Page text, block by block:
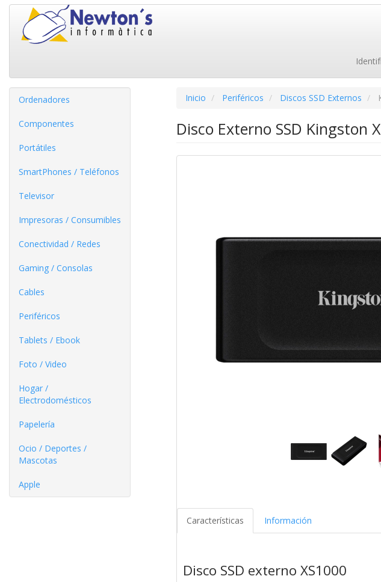
Ordenadores
Componentes
Portátiles
SmartPhones / Teléfonos
Televisor
Impresoras / Consumibles
Conectividad / Redes
Gaming / Consolas
Cables
Periféricos
Tablets / Ebook
Foto / Video
Hogar /
Electrodomésticos
Papelería
Ocio / Deportes /
Mascotas
Apple
Inicio Periféricos Discos SSD Externos
Disco Externo SSD Kingston
Características Información
Disco SSD externo XS1000